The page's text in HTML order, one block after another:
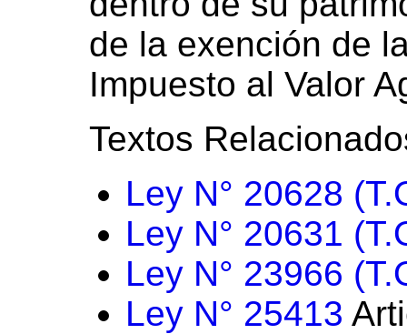
de la exención de
Impuesto al Valor
Textos
Ley N° 20628
Ley N° 20631
Ley N° 23966
Ley N° 25413